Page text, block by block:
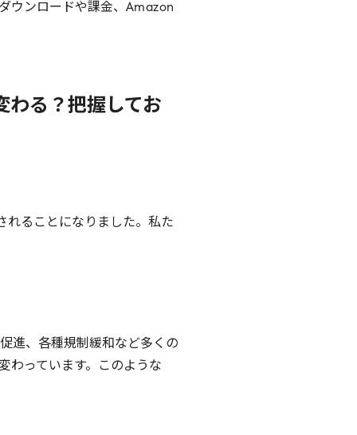
ウンロードや課金、 Amazon
わる？把握してお
れることになりました。私た
進、各種規制緩和など多くの
わっています。このような